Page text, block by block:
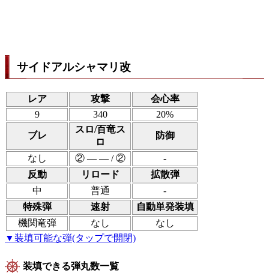
サイドアルシャマリ改
レア 攻撃
会心率
9
340 20%
ブレ
スロ/百竜ス
ロ
防御
なし ② ― ― / ②
-
反動
リロード
拡散弾
中
普通
-
特殊弾
速射
自動単発装填
機関竜弾
なし
なし
▼装填可能な弾(タップで開閉)
装填できる弾丸数一覧